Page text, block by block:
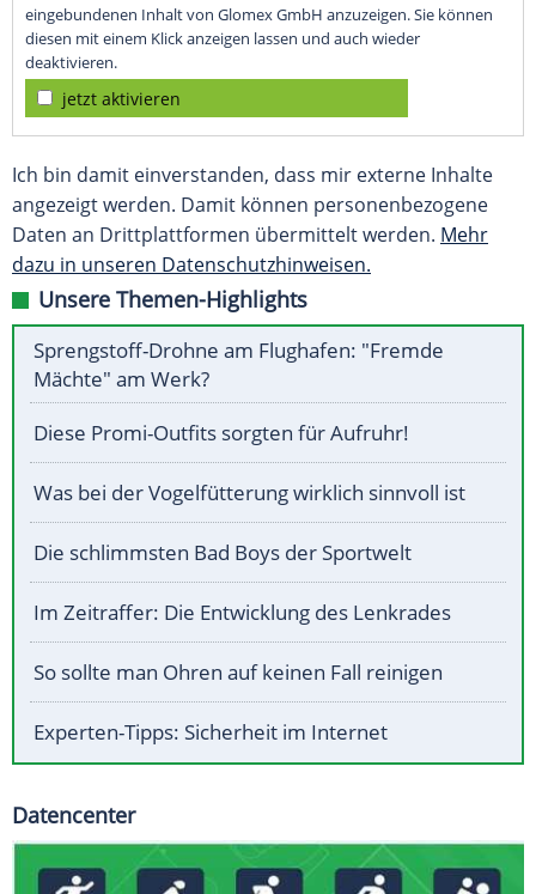
eingebundenen Inhalt von Glomex GmbH anzuzeigen. Sie können
diesen mit einem Klick anzeigen lassen und auch wieder
deaktivieren.
jetzt aktivieren
Ich bin damit einverstanden, dass mir externe Inhalte
angezeigt werden. Damit können personenbezogene
Daten an Drittplattformen übermittelt werden. Mehr
dazu in unseren Datenschutzhinweisen.
Unsere Themen-Highlights
Sprengstoff-Drohne am Flughafen: "Fremde
Mächte" am Werk?
Diese Promi-Outfits sorgten für Aufruhr!
Was bei der Vogelfütterung wirklich sinnvoll ist
Die schlimmsten Bad Boys der Sportwelt
Im Zeitraffer: Die Entwicklung des Lenkrades
So sollte man Ohren auf keinen Fall reinigen
Experten-Tipps: Sicherheit im Internet
Datencenter